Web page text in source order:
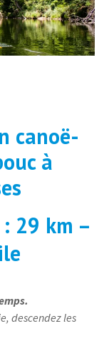
canoë-
à
29 km –
descendez les